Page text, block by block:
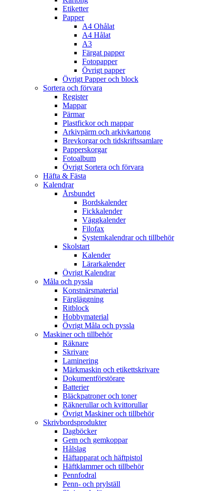
Etiketter
Papper
A4 Ohålat
A4 Hålat
A3
Färgat papper
Fotopapper
Övrigt papper
Övrigt Papper och block
Sortera och förvara
Register
Mappar
Pärmar
Plastfickor och mappar
Arkivpärm och arkivkartong
Brevkorgar och tidskriftssamlare
Papperskorgar
Fotoalbum
Övrigt Sortera och förvara
Häfta & Fästa
Kalendrar
Årsbundet
Bordskalender
Fickkalender
Väggkalender
Filofax
Systemkalendrar och tillbehör
Skolstart
Kalender
Lärarkalender
Övrigt Kalendrar
Måla och pyssla
Konstnärsmaterial
Färgläggning
Ritblock
Hobbymaterial
Övrigt Måla och pyssla
Maskiner och tillbehör
Räknare
Skrivare
Laminering
Märkmaskin och etikettskrivare
Dokumentförstörare
Batterier
Bläckpatroner och toner
Räknerullar och kvittorullar
Övrigt Maskiner och tillbehör
Skrivbordsprodukter
Dagböcker
Gem och gemkoppar
Hålslag
Häftapparat och häftpistol
Häftklammer och tillbehör
Pennfodral
Penn- och prylställ